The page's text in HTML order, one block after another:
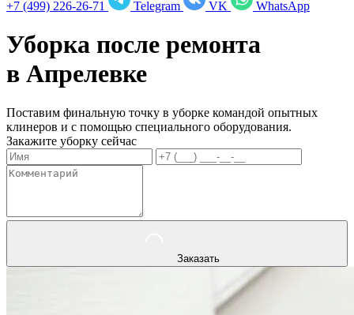
+7 (499) 226-26-71 Telegram VK WhatsApp
Уборка после ремонта
в Апрелевке
Поставим финальную точку в уборке командой опытных
клинеров и с помощью специального оборудования.
Закажите уборку сейчас
Заказать